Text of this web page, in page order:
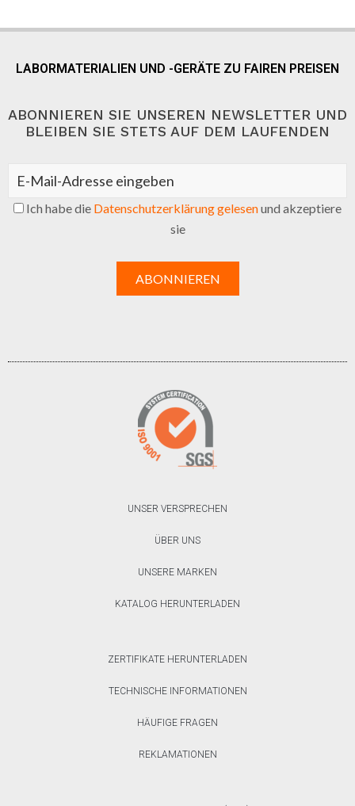
LABORMATERIALIEN UND -GERÄTE ZU FAIREN PREISEN
ABONNIEREN SIE UNSEREN NEWSLETTER UND
BLEIBEN SIE STETS AUF DEM LAUFENDEN
Ich habe die Datenschutzerklärung gelesenund akzeptiere
sie
UNSER VERSPRECHEN
ÜBER UNS
UNSERE MARKEN
KATALOG HERUNTERLADEN
ZERTIFIKATE HERUNTERLADEN
TECHNISCHE INFORMATIONEN
HÄUFIGE FRAGEN
REKLAMATIONEN